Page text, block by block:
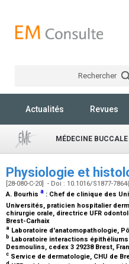
Rechercher
Actualités Revues
MÉDECINE BUCCALE
Physiologie et
[28-080-C-20] - Doi : 10.1016/S1877-
A. Bourhis a : Chef de clinique des
Universités, praticien hospitalier
chirurgie orale, directrice UFR
Brest-Carhaix
a Laboratoire d'anatomopathologie,
b Laboratoire interactions
Desmoulins, cedex 3 29238 Brest,
c Service de dermatologie, CHU de